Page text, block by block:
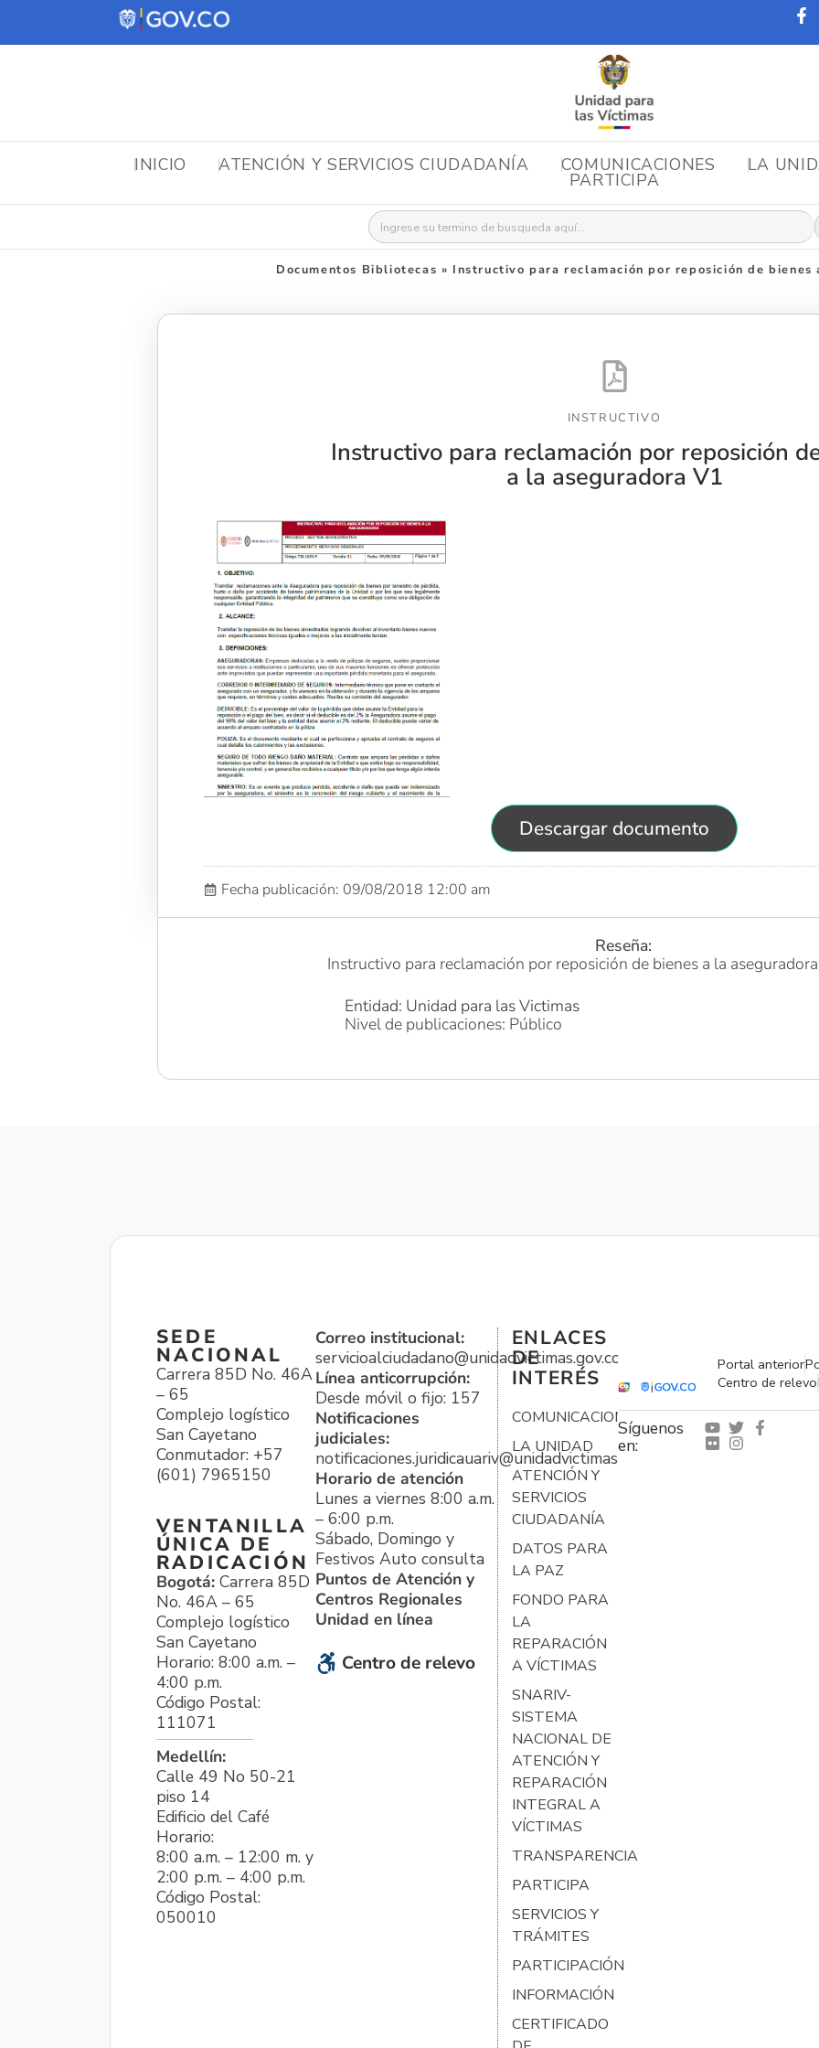
INICIO ATENCIÓN Y SERVICIOS CIUDADANÍA COMUNICACIONES LA
PARTICIPA
Buscar:
Documentos Bibliotecas » Instructivo para reclamación por reposición de bienes
INSTRUCTIVO
Instructivo para reclamación por reposición
a la aseguradora V1
Descargar documento
Fecha publicación: 09/08/2018 12:00 am
Reseña:
Instructivo para reclamación por reposición de bienes a la
Entidad: Unidad para las Victimas
Nivel de publicaciones: Público
SEDE
NACIONAL
Carrera 85D No. 46A
– 65
Complejo logístico
San Cayetano
Conmutador: +57
(601) 7965150
VENTANILLA
ÚNICA DE
RADICACIÓN
Bogotá: Carrera 85D
No. 46A – 65
Complejo logístico
San Cayetano
Horario: 8:00 a.m. –
4:00 p.m.
Código Postal:
111071
Medellín:
Calle 49 No 50-21
piso 14
Edificio del Café
Horario:
8:00 a.m. – 12:00 m. y
2:00 p.m. – 4:00 p.m.
Código Postal:
050010
Correo institucional:
servicioalciudadano@unidadvictimas.gov.co
Línea anticorrupción:
Desde móvil o fijo: 157
Notificaciones
judiciales:
notificaciones.juridicauariv@unidadvictimas.gov.co
Horario de atención
Lunes a viernes 8:00 a.m.
– 6:00 p.m.
Sábado, Domingo y
Festivos Auto consulta
Puntos de Atención y
Centros Regionales
Unidad en línea
Centro de relevo
ENLACES
DE
INTERÉS
COMUNICACIONES
LA UNIDAD
ATENCIÓN Y
SERVICIOS
CIUDADANÍA
DATOS PARA
LA PAZ
FONDO PARA
LA
REPARACIÓN
A VÍCTIMAS
SNARIV-
SISTEMA
NACIONAL DE
ATENCIÓN Y
REPARACIÓN
INTEGRAL A
VÍCTIMAS
TRANSPARENCIA
PARTICIPA
SERVICIOS Y
TRÁMITES
PARTICIPACIÓN
INFORMACIÓN
CERTIFICADO
Portal anterior
Centro de relevo
Síguenos
en: